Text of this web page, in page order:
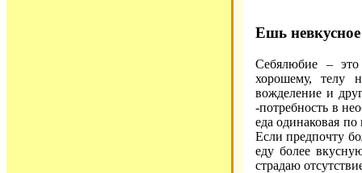
Ешь
Себялюбие –
хорошему, телу
вожделение и
-потребность в
еда одинаковая
Если предпочту
еду более
страдаю